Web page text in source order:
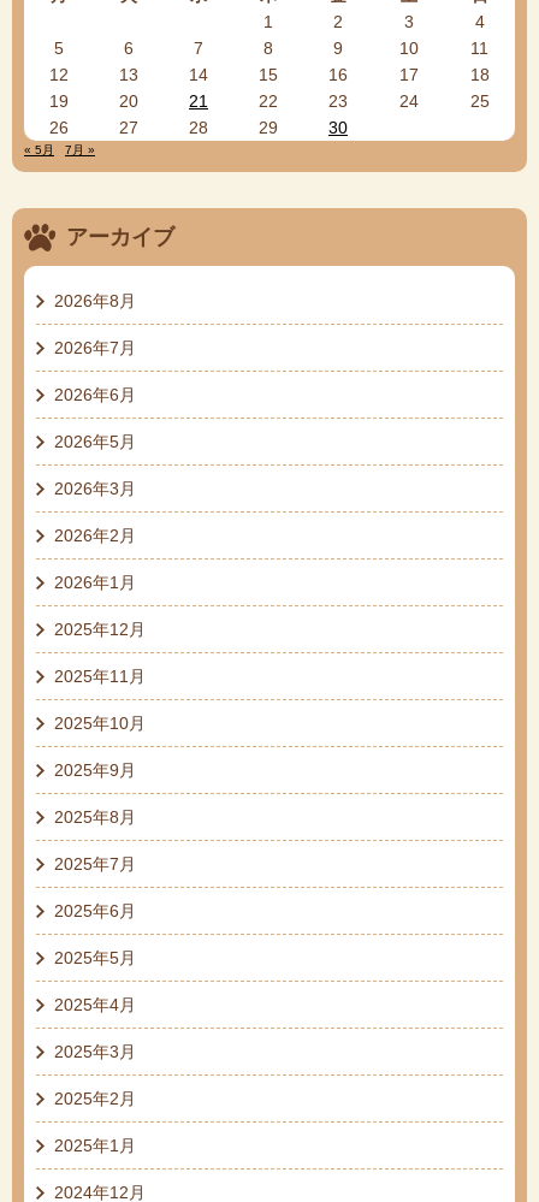
1
2 3
4
5
6 7 8 9 10
11
12
13 14 15 16 17
18
19
20 21 22 23 24
25
26
27 28 29 30
« 5月 7月 »
アーカイブ
2026年8月
2026年7月
2026年6月
2026年5月
2026年3月
2026年2月
2026年1月
2025年12月
2025年11月
2025年10月
2025年9月
2025年8月
2025年7月
2025年6月
2025年5月
2025年4月
2025年3月
2025年2月
2025年1月
2024年12月